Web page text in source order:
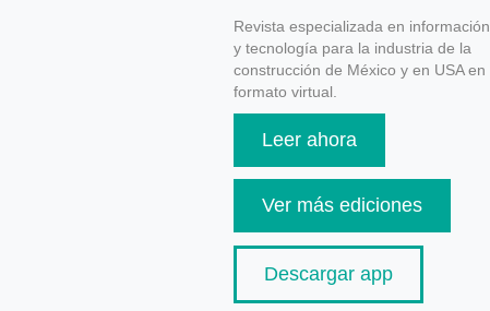
Revista especializada en información
y tecnología para la industria de la
construcción de México y en USA en
formato virtual.
Leer ahora
Ver más ediciones
Descargar app